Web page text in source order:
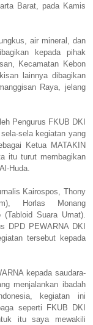
Barat, pada Kamis
air mineral, dan
kepada pihak
Kecamatan Kebon
lainnya dibagikan
Raya, jelang
Pengurus FKUB DKI
sela kegiatan yang
Ketua MATAKIN
itu turut membagikan
Huda.
Kairospos, Thony
Horlas Monang
(Tabloid Suara Umat).
DPD PEWARNA DKI
tersebut kepada
kepada saudara-
menjalankan ibadah
kegiatan ini
seperti FKUB DKI
itu saya mewakili